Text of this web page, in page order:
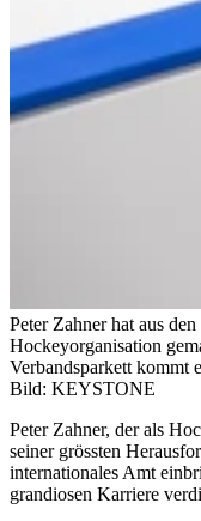
Peter Zahner hat aus
Hockeyorganisation
Verbandsparkett kommt
Bild: KEYSTONE
Peter Zahner, der als
seiner grössten
internationales Amt
grandiosen Karriere